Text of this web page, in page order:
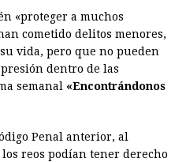
e
s
I
n
n
k
«proteger a muchos
cometido delitos menores,
vida, pero que no pueden
dentro de las
semanal «Encontrándonos
Penal anterior, al
reos podían tener derecho